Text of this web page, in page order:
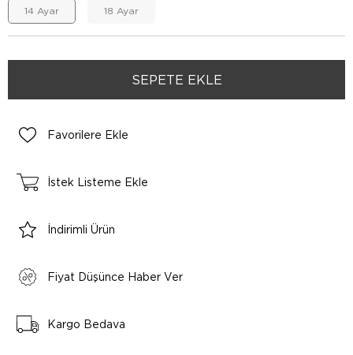
14 Ayar 18 Ayar
Favorilere Ekle
İstek Listeme Ekle
İndirimli Ürün
Fiyat Düşünce Haber Ver
Kargo Bedava